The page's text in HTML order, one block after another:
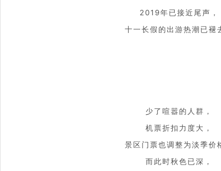
2019年已接近尾声，
十一长假的出游热潮已褪
少了喧嚣的人群，
机票折扣力度大，
景区门票也调整为淡季价
而此时秋色已深，